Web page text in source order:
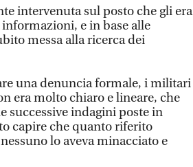
intervenuta sul posto che gli era
e in base alle
messa alla ricerca dei
una denuncia formale, i militari
era molto chiaro e lineare, che
successive indagini poste in
capire che quanto riferito
lo aveva minacciato e